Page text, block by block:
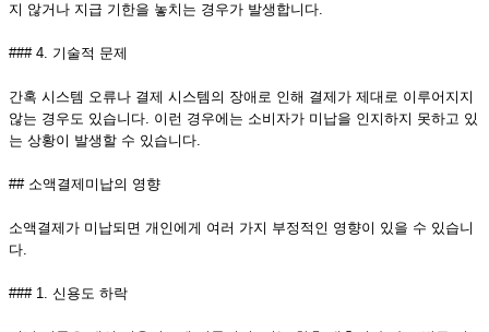
지 않거나 지급 기한을 놓치는 경우가 발생합니다.
### 4. 기술적 문제
간혹 시스템 오류나 결제 시스템의 장애로 인해 결제가 제대로 이루어지지
않는 경우도 있습니다. 이런 경우에는 소비자가 미납을 인지하지 못하고 있
는 상황이 발생할 수 있습니다.
## 소액결제미납의 영향
소액결제가 미납되면 개인에게 여러 가지 부정적인 영향이 있을 수 있습니
다.
### 1. 신용도 하락